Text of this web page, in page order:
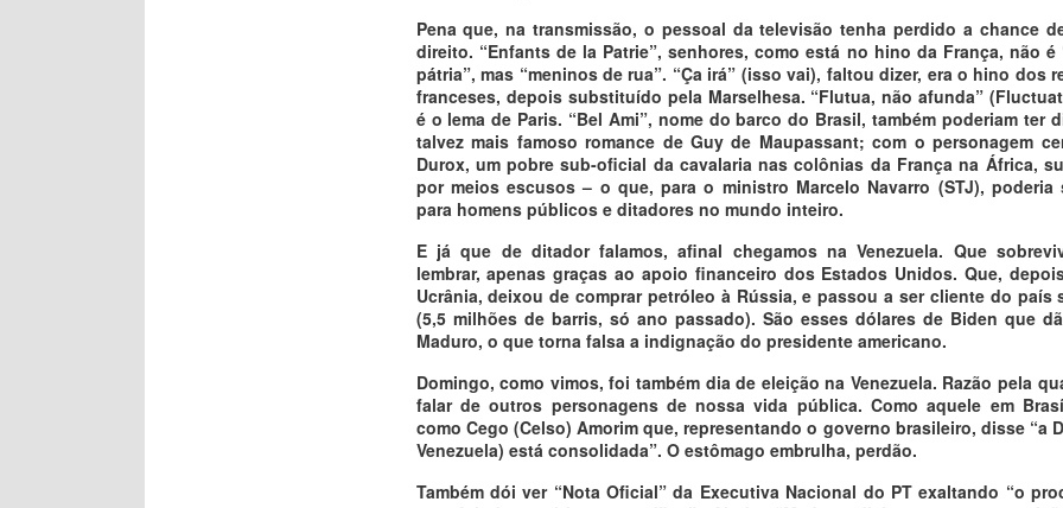
Pena que, na transmissão, o pessoal da televisão tenha perdido a chance
direito. “Enfants de la Patrie”, senhores, como está no hino da França, não é
pátria”, mas “meninos de rua”. “Ça irá” (isso vai), faltou dizer, era o hino dos
franceses, depois substituído pela Marselhesa. “Flutua, não afunda”
é o lema de Paris. “Bel Ami”, nome do barco do Brasil, também poderiam ter
talvez mais famoso romance de Guy de Maupassant; com o personagem
Durox, um pobre sub-oficial da cavalaria nas colônias da França na África,
por meios escusos – o que, para o ministro Marcelo Navarro (STJ), poderia
para homens públicos e ditadores no mundo inteiro.
E já que de ditador falamos, afinal chegamos na Venezuela. Que
lembrar, apenas graças ao apoio financeiro dos Estados Unidos. Que,
Ucrânia, deixou de comprar petróleo à Rússia, e passou a ser cliente do país
(5,5 milhões de barris, só ano passado). São esses dólares de Biden que
Maduro, o que torna falsa a indignação do presidente americano.
Domingo, como vimos, foi também dia de eleição na Venezuela. Razão pela
falar de outros personagens de nossa vida pública. Como aquele em
como Cego (Celso) Amorim que, representando o governo brasileiro, disse “a
Venezuela) está consolidada”. O estômago embrulha, perdão.
Também dói ver “Nota Oficial” da Executiva Nacional do PT exaltando “o